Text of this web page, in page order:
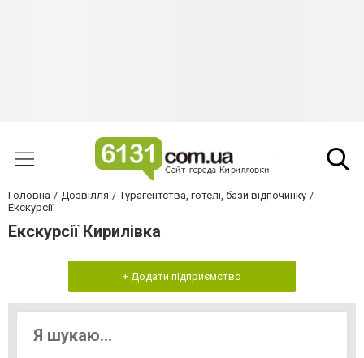
Головна Дозвілля
Турагентства, готелі, бази відпочинку
Екскурсії
Екскурсії Кирилівка
+ Додати підприємство